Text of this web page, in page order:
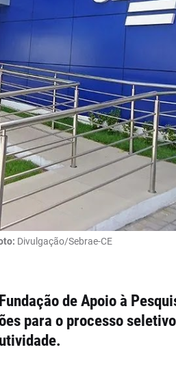
Divulgação/Sebrae-CE
de Apoio à
para o processo